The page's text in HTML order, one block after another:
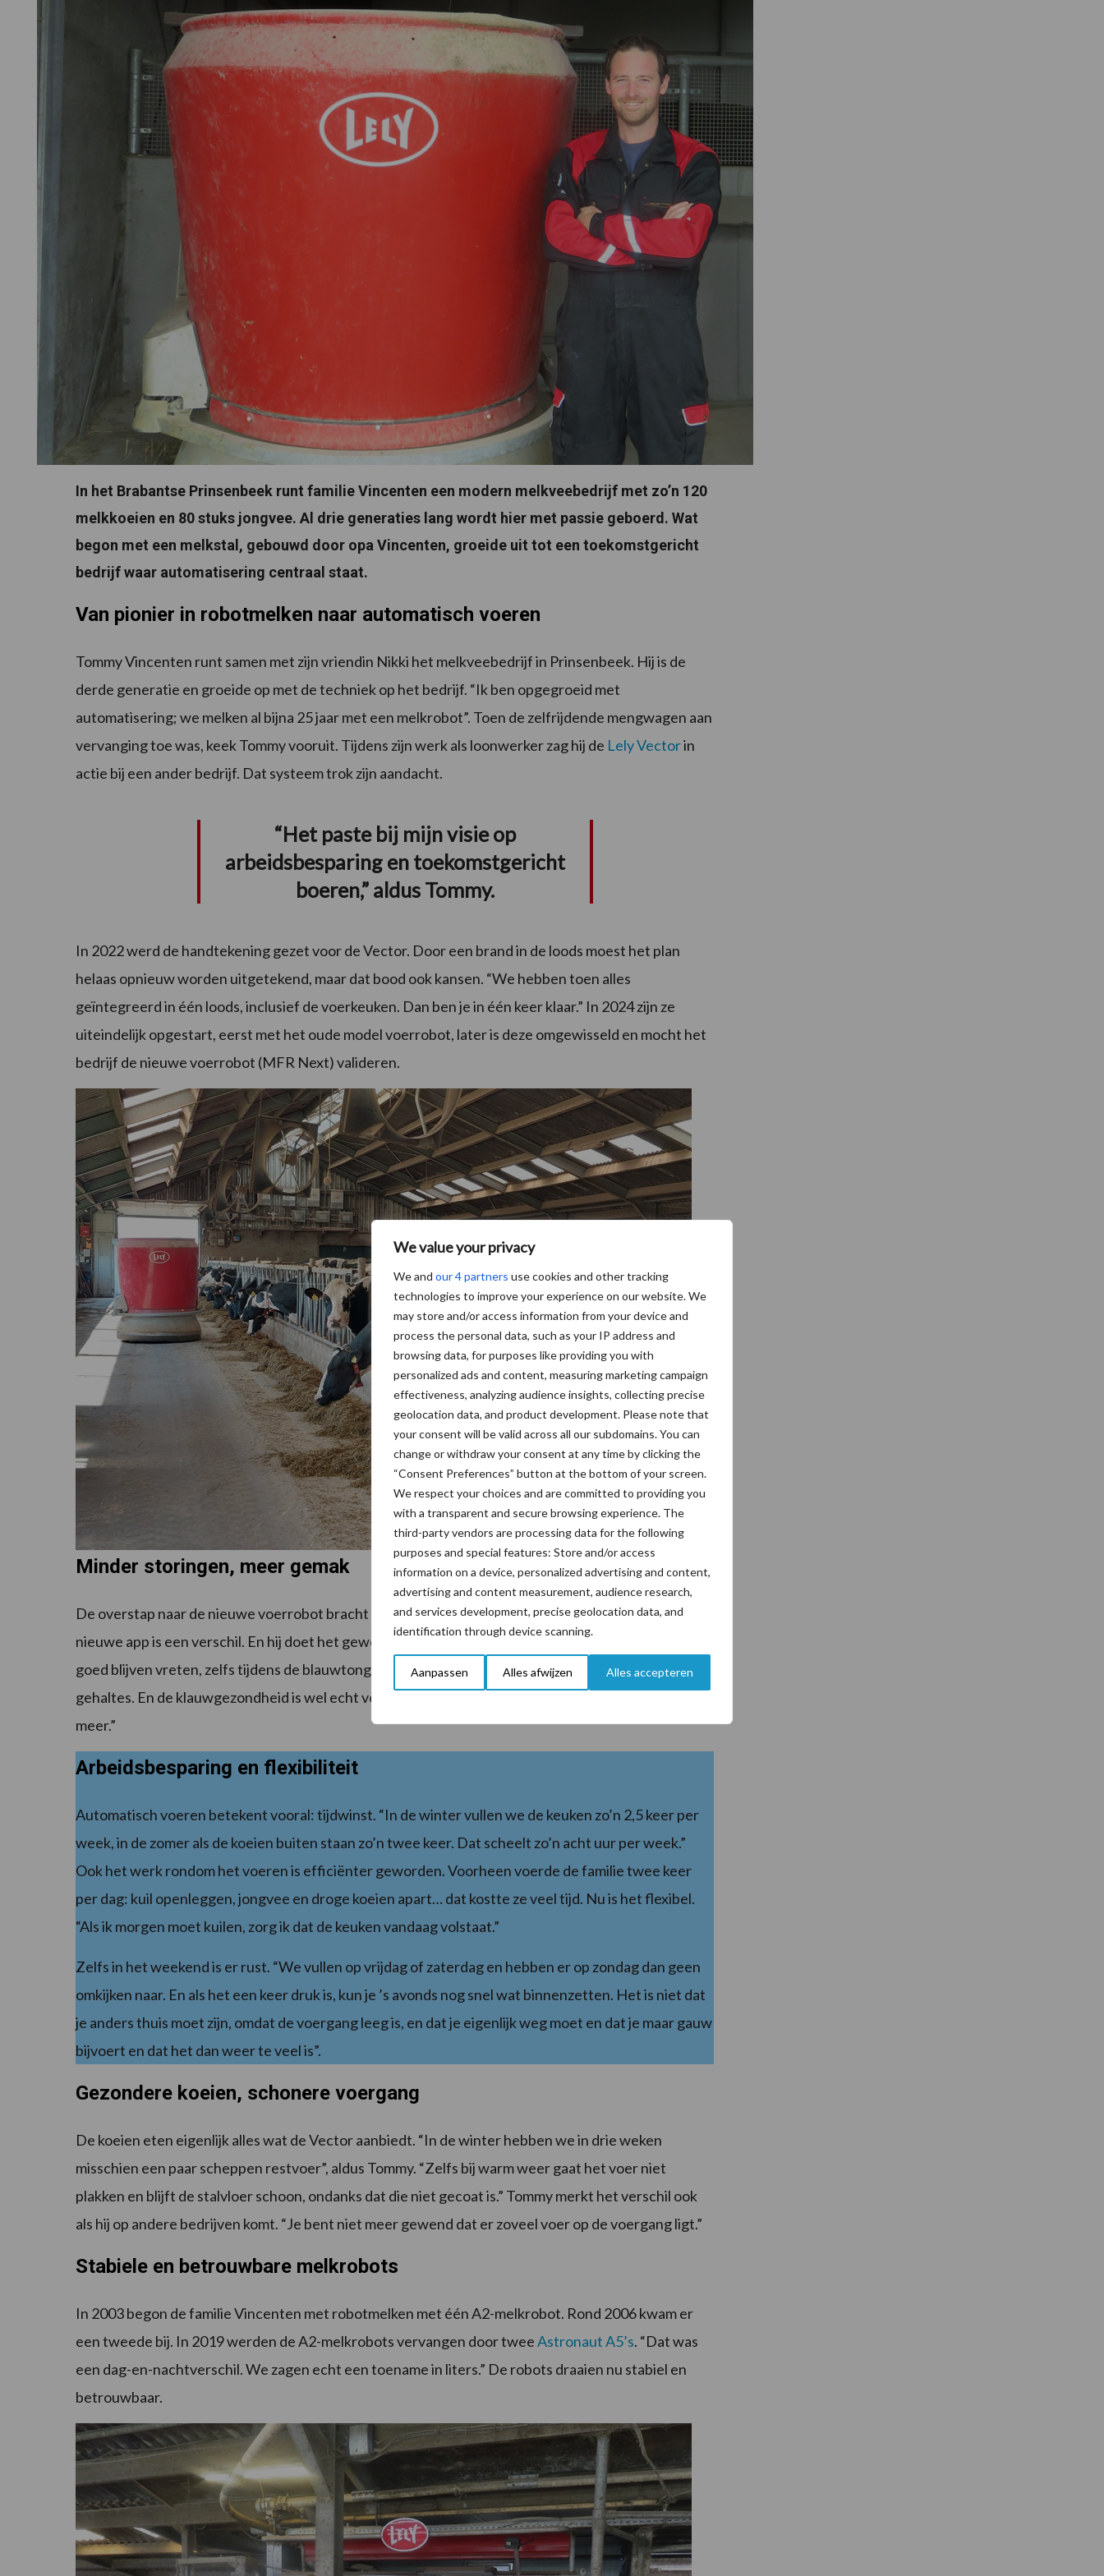
We value your privacy
We and our 4 partners use cookies and other tracking
technologies to improve your experience on our website. We
may store and/or access information from your device and
process the personal data, such as your IP address and
browsing data, for purposes like providing you with
personalized ads and content, measuring marketing campaign
effectiveness, analyzing audience insights, collecting precise
geolocation data, and product development. Please note that
your consent will be valid across all our subdomains. You can
change or withdraw your consent at any time by clicking the
“Consent Preferences” button at the bottom of your screen.
We respect your choices and are committed to providing you
with a transparent and secure browsing experience. The
third-party vendors are processing data for the following
purposes and special features: Store and/or access
information on a device, personalized advertising and content,
advertising and content measurement, audience research,
and services development, precise geolocation data, and
identification through device scanning.
Aanpassen Alles afwijzen Alles accepteren
In het Brabantse Prinsenbeek runt familie Vincenten een modern melkveebedrijf met zo’n 120
melkkoeien en 80 stuks jongvee. Al drie generaties lang wordt hier met passie geboerd. Wat
begon met een melkstal, gebouwd door opa Vincenten, groeide uit tot een toekomstgericht
bedrijf waar automatisering centraal staat.
Van pionier in robotmelken naar automatisch voeren
Tommy Vincenten runt samen met zijn vriendin Nikki het melkveebedrijf in Prinsenbeek. Hij is de
derde generatie en groeide op met de techniek op het bedrijf. “Ik ben opgegroeid met
automatisering; we melken al bijna 25 jaar met een melkrobot”. Toen de zelfrijdende mengwagen aan
vervanging toe was, keek Tommy vooruit. Tijdens zijn werk als loonwerker zag hij de Lely Vectorin
actie bij een ander bedrijf. Dat systeem trok zijn aandacht.
“Het paste bij mijn visie op
arbeidsbesparing en toekomstgericht
boeren,” aldus Tommy.
In 2022 werd de handtekening gezet voor de Vector. Door een brand in de loods moest het plan
helaas opnieuw worden uitgetekend, maar dat bood ook kansen. “We hebben toen alles
geïntegreerd in één loods, inclusief de voerkeuken. Dan ben je in één keer klaar.” In 2024 zijn ze
uiteindelijk opgestart, eerst met het oude model voerrobot, later is deze omgewisseld en mocht het
bedrijf de nieuwe voerrobot (MFR Next) valideren.
Minder storingen, meer gemak
De overstap naar de nieuwe voerrobot bracht direct voordelen. “Vooral het gebruikersgemak via de
nieuwe app is een verschil. En hij doet het gewoon goed.” De Vector zorgt ervoor dat de koeien altijd
goed blijven vreten, zelfs tijdens de blauwtongperiode. “We zagen geen daling in productie of
gehaltes. En de klauwgezondheid is wel echt verbeterd. We hebben geen tussenklauwontstekingen
meer.”
Arbeidsbesparing en flexibiliteit
Automatisch voeren betekent vooral: tijdwinst. “In de winter vullen we de keuken zo’n 2,5 keer per
week, in de zomer als de koeien buiten staan zo’n twee keer. Dat scheelt zo’n acht uur per week.”
Ook het werk rondom het voeren is efficiënter geworden. Voorheen voerde de familie twee keer
per dag: kuil openleggen, jongvee en droge koeien apart… dat kostte ze veel tijd. Nu is het flexibel.
“Als ik morgen moet kuilen, zorg ik dat de keuken vandaag volstaat.”
Zelfs in het weekend is er rust. “We vullen op vrijdag of zaterdag en hebben er op zondag dan geen
omkijken naar. En als het een keer druk is, kun je ’s avonds nog snel wat binnenzetten. Het is niet dat
je anders thuis moet zijn, omdat de voergang leeg is, en dat je eigenlijk weg moet en dat je maar gauw
bijvoert en dat het dan weer te veel is”.
Gezondere koeien, schonere voergang
De koeien eten eigenlijk alles wat de Vector aanbiedt. “In de winter hebben we in drie weken
misschien een paar scheppen restvoer”, aldus Tommy. “Zelfs bij warm weer gaat het voer niet
plakken en blijft de stalvloer schoon, ondanks dat die niet gecoat is.” Tommy merkt het verschil ook
als hij op andere bedrijven komt. “Je bent niet meer gewend dat er zoveel voer op de voergang ligt.”
Stabiele en betrouwbare melkrobots
In 2003 begon de familie Vincenten met robotmelken met één A2-melkrobot. Rond 2006 kwam er
een tweede bij. In 2019 werden de A2-melkrobots vervangen door tweeAstronaut A5’s. “Dat was
een dag-en-nachtverschil. We zagen echt een toename in liters.” De robots draaien nu stabiel en
betrouwbaar.